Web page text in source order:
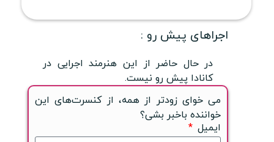
اجراهای پیش رو :
در حال حاضر از این هنرمند اجرایی در
کانادا پیش رو نیست.
می خوای زودتر از همه، از کنسرت‌های این
خواننده باخبر بشی؟
ایمیل